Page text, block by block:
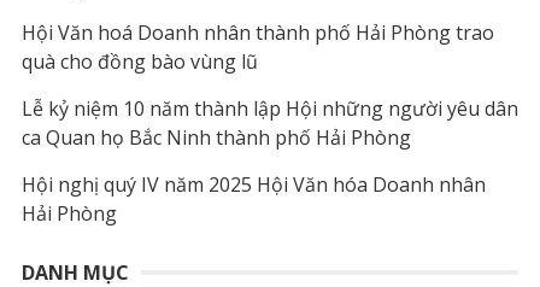
Hội Văn hoá Doanh nhân thành phố Hải Phòng trao
quà cho đồng bào vùng lũ
Lễ kỷ niệm 10 năm thành lập Hội những người yêu dân
ca Quan họ Bắc Ninh thành phố Hải Phòng
Hội nghị quý IV năm 2025 Hội Văn hóa Doanh nhân
Hải Phòng
DANH MỤC